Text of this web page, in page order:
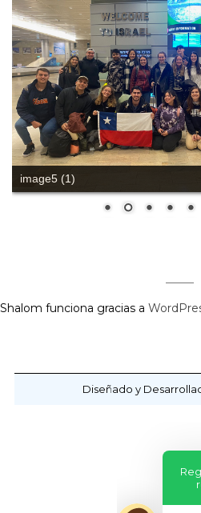
image5 (1)
Shalom funciona gracias a
Diseñado y